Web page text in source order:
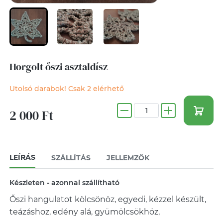
Horgolt őszi asztaldísz
Utolsó darabok! Csak 2 elérhető
2 000 Ft
LEÍRÁS SZÁLLÍTÁS JELLEMZŐK
Készleten - azonnal szállítható
Őszi hangulatot kölcsönöz, egyedi, kézzel készült,
teázáshoz, edény alá, gyümölcsökhöz,